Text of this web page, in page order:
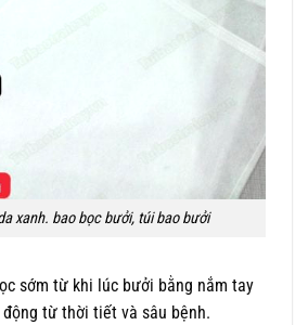
xanh. bao bọc bưởi, túi bao bưởi
sớm từ khi lúc bưởi bằng nắm tay
từ thời tiết và sâu bệnh.